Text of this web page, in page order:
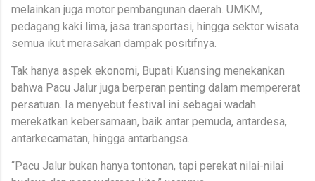
melainkan juga motor pembangunan daerah. UMKM,
pedagang kaki lima, jasa transportasi, hingga sektor wisata
semua ikut merasakan dampak positifnya.
Tak hanya aspek ekonomi, Bupati Kuansing menekankan
bahwa Pacu Jalur juga berperan penting dalam mempererat
persatuan. Ia menyebut festival ini sebagai wadah
merekatkan kebersamaan, baik antar pemuda, antardesa,
antarkecamatan, hingga antarbangsa.
“Pacu Jalur bukan hanya tontonan, tapi perekat nilai-nilai